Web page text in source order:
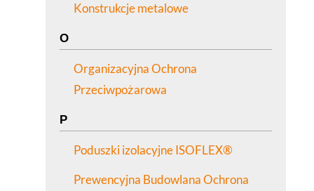
Konstrukcje metalowe
O
Organizacyjna Ochrona
Przeciwpożarowa
P
Poduszki izolacyjne ISOFLEX®
Prewencyjna Budowlana Ochrona